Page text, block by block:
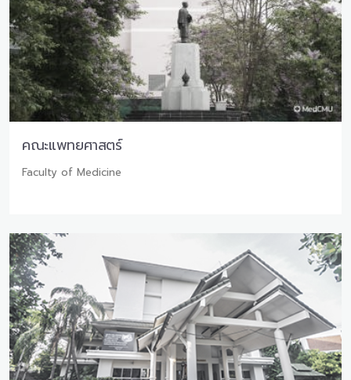
คณะแพทยศาสตร์
Faculty of Medicine